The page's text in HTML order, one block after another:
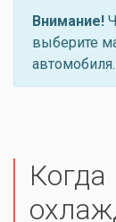
Внимание!
выберите
автомобиля.